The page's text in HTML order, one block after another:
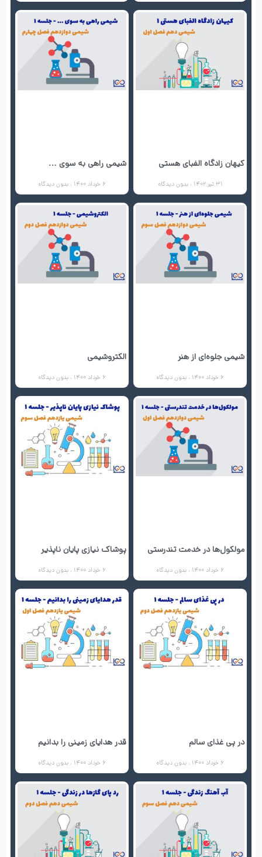
کیهان زادگاه الفبای هستی
31 تیر 1402 بدون دیدگاه
شیمی راهی به سوی …
6 خرداد 1400 بدون دیدگاه
شیمی جلوه‌ای از هنر
6 خرداد 1400 بدون دیدگاه
الکتروشیمی
6 خرداد 1400 بدون دیدگاه
مولکول‌ها در خدمت تندرستی
6 خرداد 1400 بدون دیدگاه
پوشاک نیازی پایان ناپذیر
6 خرداد 1400 بدون دیدگاه
در پی غذای سالم
6 خرداد 1400 بدون دیدگاه
قدر هدایای زمینی را بدانیم
6 خرداد 1400 بدون دیدگاه